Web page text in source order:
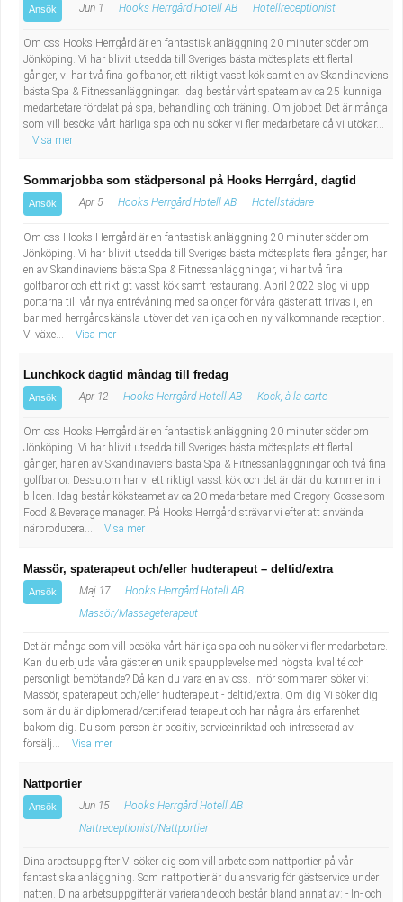
Ansök Jun 1 Hooks Herrgård Hotell AB Hotellreceptionist
Om oss Hooks Herrgård är en fantastisk anläggning 20 minuter söder om
Jönköping. Vi har blivit utsedda till Sveriges bästa mötesplats ett flertal
gånger, vi har två fina golfbanor, ett riktigt vasst kök samt en av Skandinaviens
bästa Spa & Fitnessanläggningar. Idag består vårt spateam av ca 25 kunniga
medarbetare fördelat på spa, behandling och träning. Om jobbet Det är många
som vill besöka vårt härliga spa och nu söker vi fler medarbetare då vi utökar...
Visa mer
Sommarjobba som städpersonal på Hooks Herrgård, dagtid
Ansök Apr 5 Hooks Herrgård Hotell AB Hotellstädare
Om oss Hooks Herrgård är en fantastisk anläggning 20 minuter söder om
Jönköping. Vi har blivit utsedda till Sveriges bästa mötesplats flera gånger, har
en av Skandinaviens bästa Spa & Fitnessanläggningar, vi har två fina
golfbanor och ett riktigt vasst kök samt restaurang. April 2022 slog vi upp
portarna till vår nya entrévåning med salonger för våra gäster att trivas i, en
bar med herrgårdskänsla utöver det vanliga och en ny välkomnande reception.
Vi växe...
Visa mer
Lunchkock dagtid måndag till fredag
Ansök Apr 12 Hooks Herrgård Hotell AB Kock, à la carte
Om oss Hooks Herrgård är en fantastisk anläggning 20 minuter söder om
Jönköping. Vi har blivit utsedda till Sveriges bästa mötesplats ett flertal
gånger, har en av Skandinaviens bästa Spa & Fitnessanläggningar och två fina
golfbanor. Dessutom har vi ett riktigt vasst kök och det är där du kommer in i
bilden. Idag består köksteamet av ca 20 medarbetare med Gregory Gosse som
Food & Beverage manager. På Hooks Herrgård strävar vi efter att använda
närproducera...
Visa mer
Massör, spaterapeut och/eller hudterapeut – deltid/extra
Ansök Maj 17
Hooks Herrgård Hotell AB
Massör/Massageterapeut
Det är många som vill besöka vårt härliga spa och nu söker vi fler medarbetare.
Kan du erbjuda våra gäster en unik spaupplevelse med högsta kvalité och
personligt bemötande? Då kan du vara en av oss. Inför sommaren söker vi:
Massör, spaterapeut och/eller hudterapeut - deltid/extra. Om dig Vi söker dig
som är du är diplomerad/certifierad terapeut och har några års erfarenhet
bakom dig. Du som person är positiv, serviceinriktad och intresserad av
försälj...
Visa mer
Nattportier
Ansök Jun 15
Hooks Herrgård Hotell AB
Nattreceptionist/Nattportier
Dina arbetsuppgifter Vi söker dig som vill arbete som nattportier på vår
fantastiska anläggning. Som nattportier är du ansvarig för gästservice under
natten. Dina arbetsuppgifter är varierande och består bland annat av: - In- och